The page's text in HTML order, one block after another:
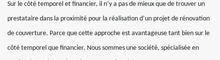
Sur le côté temporel et financier, il n’y a pas de mieux que de trouver un
prestataire dans la proximité pour la réalisation d’un projet de rénovation
de couverture. Parce que cette approche est avantageuse tant bien sur le
côté temporel que financier. Nous sommes une société, spécialisée en